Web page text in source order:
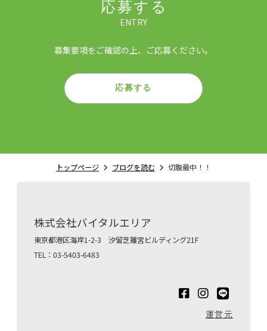
応募する
ENTRY
募集要項をご確認の上、ご応募ください。
応募する
トップページ ブログを読む 切腹最中！！
株式会社バイタルエリア
東京都港区海岸1-2-3 汐留芝離宮ビルディング21F
TEL：03-5403-6483
運営元